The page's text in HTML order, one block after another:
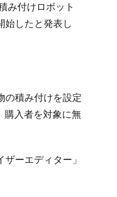
み付けロボット
始したと発表し
の積み付けを設定
購入者を対象に無
ーエディター」